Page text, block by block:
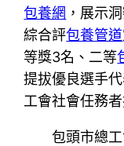
包養網 ，展示
綜合評包養管道
等獎3名、二等
提拔優良選手
工會社會任務
包頭市總